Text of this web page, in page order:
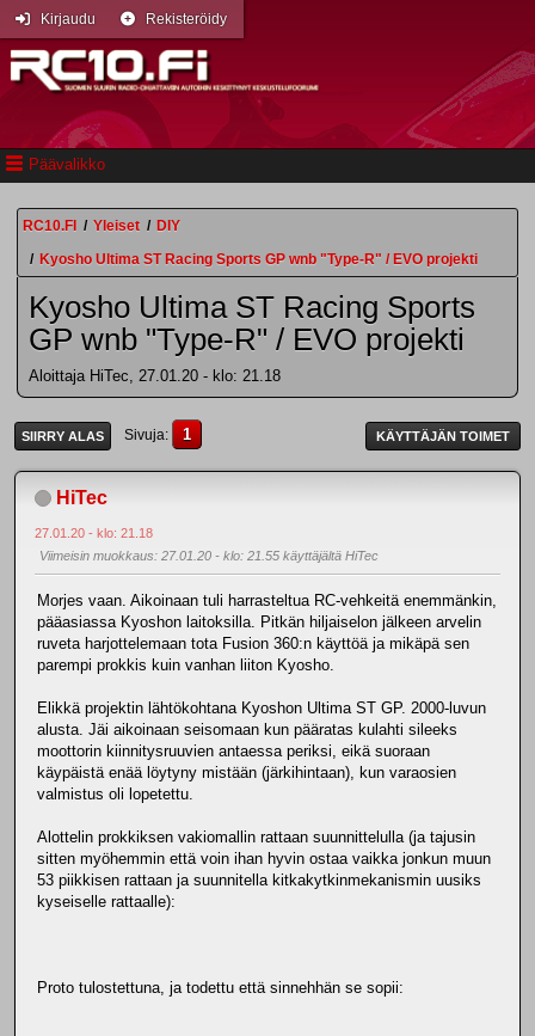
Päävalikko
Kirjaudu Rekisteröidy
RC10.FI / Yleiset / DIY
/ Kyosho Ultima ST Racing Sports GP wnb "Type-R" / EVO projekti
Kyosho Ultima ST Racing Sports
GP wnb "Type-R" / EVO projekti
Aloittaja HiTec, 27.01.20 - klo: 21.18
SIIRRY ALAS Sivuja 1 KÄYTTÄJÄN TOIMET
HiTec
27.01.20 - klo: 21.18
Viimeisin muokkaus: 27.01.20 - klo: 21.55 käyttäjältä HiTec
Morjes vaan. Aikoinaan tuli harrasteltua RC-vehkeitä enemmänkin,
pääasiassa Kyoshon laitoksilla. Pitkän hiljaiselon jälkeen arvelin
ruveta harjottelemaan tota Fusion 360:n käyttöä ja mikäpä sen
parempi prokkis kuin vanhan liiton Kyosho.
Elikkä projektin lähtökohtana Kyoshon Ultima ST GP. 2000-luvun
alusta. Jäi aikoinaan seisomaan kun pääratas kulahti sileeks
moottorin kiinnitysruuvien antaessa periksi, eikä suoraan
käypäistä enää löytyny mistään (järkihintaan), kun varaosien
valmistus oli lopetettu.
Alottelin prokkiksen vakiomallin rattaan suunnittelulla (ja tajusin
sitten myöhemmin että voin ihan hyvin ostaa vaikka jonkun muun
53 piikkisen rattaan ja suunnitella kitkakytkinmekanismin uusiks
kyseiselle rattaalle):
Proto tulostettuna, ja todettu että sinnehhän se sopii: